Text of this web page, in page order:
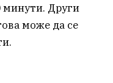
минути. Други
може да се